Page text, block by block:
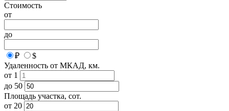
Стоимость
от
до
₽
$
Удаленность от МКАД, км.
от 1
до 50
Площадь участка, сот.
от 20